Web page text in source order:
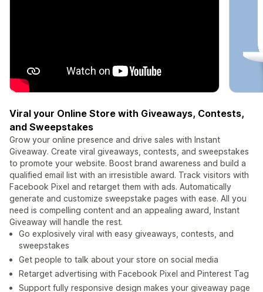
Viral your Online Store with Giveaways, Contests,
and Sweepstakes
Grow your online presence and drive sales with Instant
Giveaway. Create viral giveaways, contests, and sweepstakes
to promote your website. Boost brand awareness and build a
qualified email list with an irresistible award. Track visitors with
Facebook Pixel and retarget them with ads. Automatically
generate and customize sweepstake pages with ease. All you
need is compelling content and an appealing award, Instant
Giveaway will handle the rest.
Go explosively viral with easy giveaways, contests, and
sweepstakes
Get people to talk about your store on social media
Retarget advertising with Facebook Pixel and Pinterest Tag
Support fully responsive design makes your giveaway page